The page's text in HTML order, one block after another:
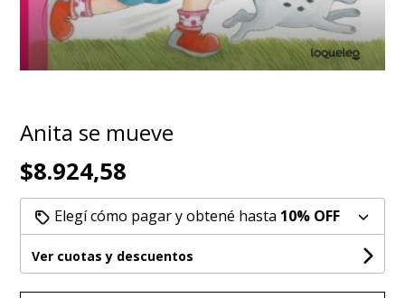
Anita se mueve
$8.924,58
Elegí cómo pagar y obtené hasta 10% OFF
Ver cuotas y descuentos